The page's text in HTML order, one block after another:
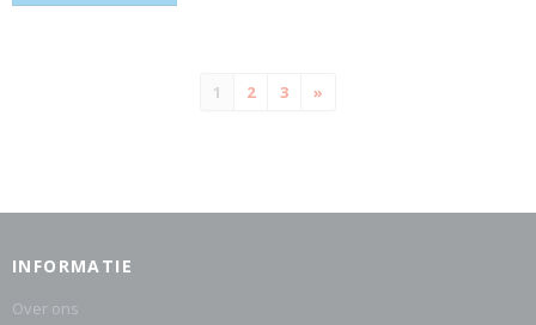
1 2 3 »
INFORMATIE
Over ons